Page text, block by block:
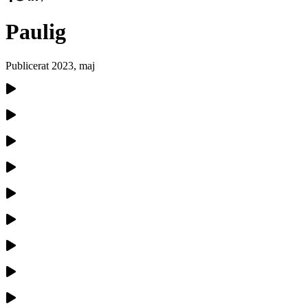
Paulig
Publicerat 2023, maj